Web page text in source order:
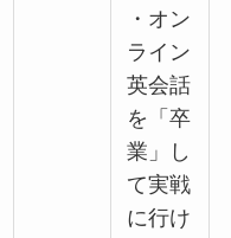
・オン
ライン
英会話
を「卒
業」し
て実戦
に行け